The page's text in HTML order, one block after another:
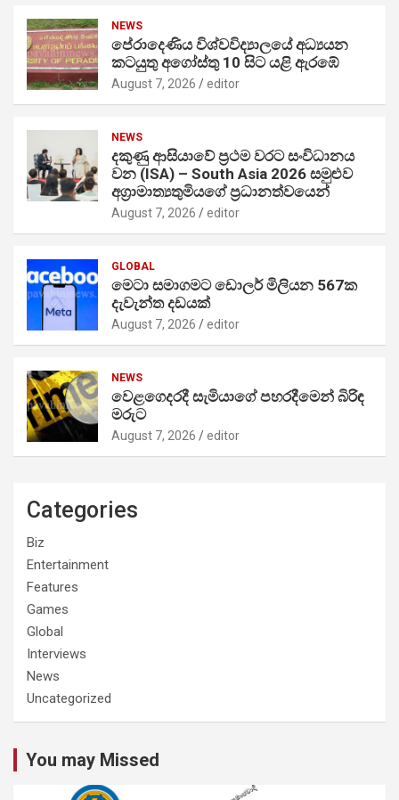
NEWS
පේරාදෙණිය විශ්වවිද්‍යාලයේ අධ්‍යයන
කටයුතු අගෝස්තු 10 සිට යළි ඇරඹේ
August 7, 2026 editor
NEWS
දකුණු ආසියාවේ ප්‍රථම වරට සංවිධානය
වන (ISA) – South Asia 2026 සමුළුව
අග්‍රාමාත්‍යතුමියගේ ප්‍රධානත්වයෙන්
August 7, 2026 editor
GLOBAL
මෙටා සමාගමට ඩොලර් මිලියන 567ක
දැවැන්ත දඩයක්
August 7, 2026 editor
NEWS
වෙළගෙදරදී සැමියාගේ පහරදීමෙන් බිරිඳ
මරුට
August 7, 2026 editor
Categories
Biz
Entertainment
Features
Games
Global
Interviews
News
Uncategorized
You may Missed